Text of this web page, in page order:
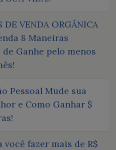
DE VENDA ORGÂNICA
8 Maneiras
Ganhe pelo menos
Pessoal Mude sua
e Como Ganhar $
você fazer mais de R$